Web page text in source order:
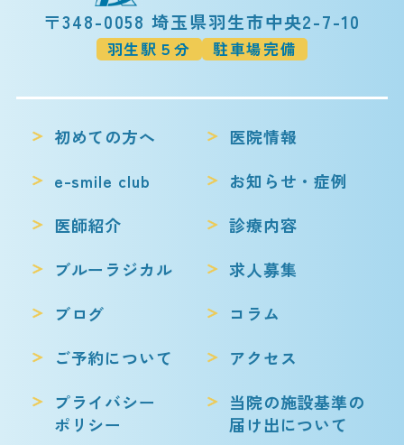
〒348-0058 埼玉県羽生市中央2-7-10
羽生駅５分 駐車場完備
初めての方へ
医院情報
e-smile club
お知らせ・症例
医師紹介
診療内容
ブルーラジカル
求人募集
ブログ
コラム
ご予約について
アクセス
プライバシー
ポリシー
当院の施設基準の
届け出について